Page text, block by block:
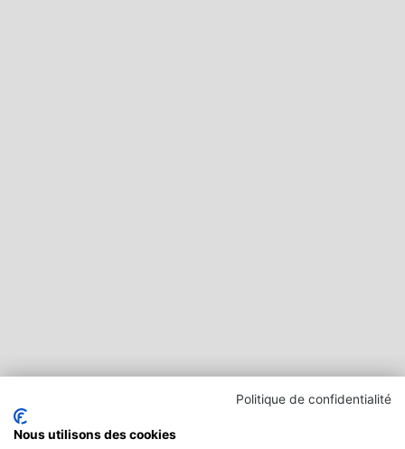
Politique de confidentialité
Nous utilisons des cookies